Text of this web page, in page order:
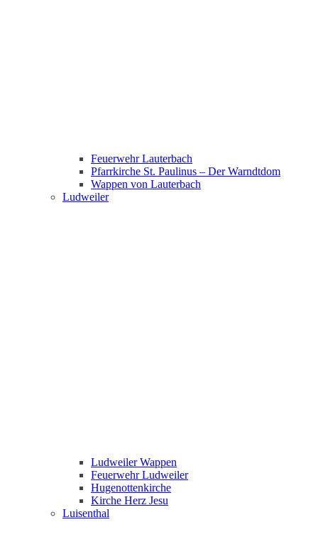
Feuerwehr Lauterbach
Pfarrkirche St. Paulinus – Der Warndtdom
Wappen von Lauterbach
Ludweiler
Ludweiler Wappen
Feuerwehr Ludweiler
Hugenottenkirche
Kirche Herz Jesu
Luisenthal